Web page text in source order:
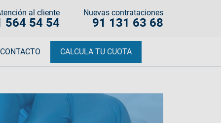
al cliente
564 54 54
Nuevas contrataciones
91 131 63 68
CONTACTO CALCULA TU CUOTA